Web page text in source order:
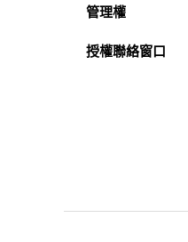
管理權
授權聯絡窗口